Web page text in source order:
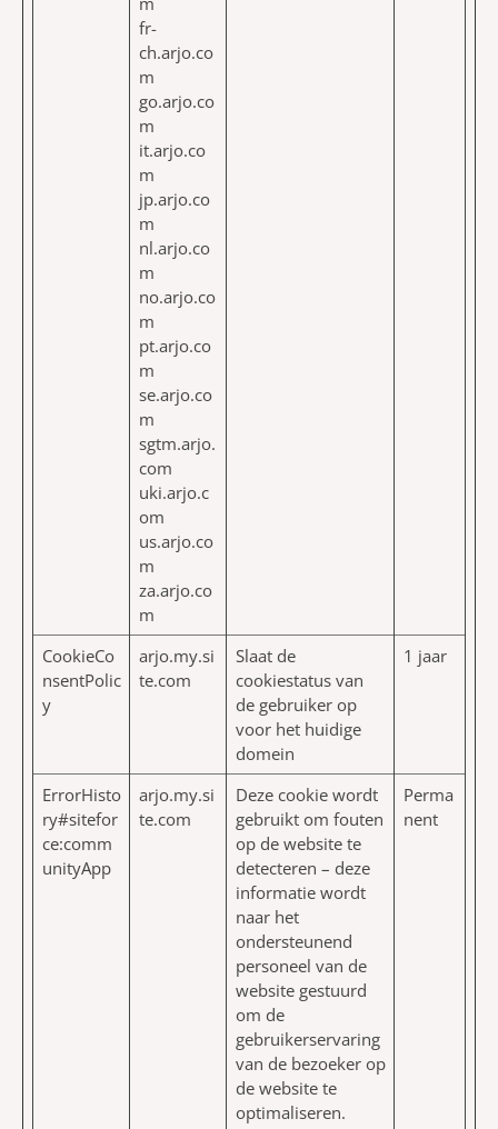
fr-
ch.arjo.co
m
go.arjo.co
m
it.arjo.co
m
jp.arjo.co
m
nl.arjo.co
m
no.arjo.co
m
pt.arjo.co
m
se.arjo.co
m
sgtm.arjo.
com
uki.arjo.c
om
us.arjo.co
m
za.arjo.co
m
CookieCo
nsentPolic
y
arjo.my.si
te.com
Slaat de
cookiestatus van
de gebruiker op
voor het huidige
domein
1 jaar
ErrorHisto
ry#sitefor
ce:comm
unityApp
arjo.my.si
te.com
Deze cookie wordt
gebruikt om fouten
op de website te
detecteren – deze
informatie wordt
naar het
ondersteunend
personeel van de
website gestuurd
om de
gebruikerservaring
van de bezoeker op
de website te
optimaliseren.
Perma
nent